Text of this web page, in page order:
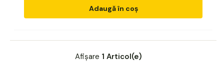
Adaugă în coș
Afișare 1 Articol(e)